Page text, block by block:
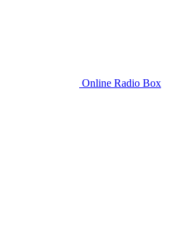
Online Radio Box